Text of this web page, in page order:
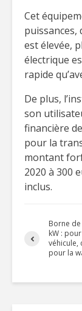
Cet
puissances,
est élevée,
électrique
rapide
De plus,
son
financière
pour la
montant
2020 à 300
inclus.
Borne
kW :
véhicule,
pour la